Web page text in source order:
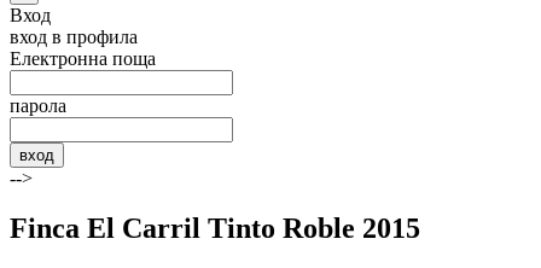
Вход
вход в профила
Електронна поща
парола
вход
-->
Finca El Carril Tinto Roble 2015